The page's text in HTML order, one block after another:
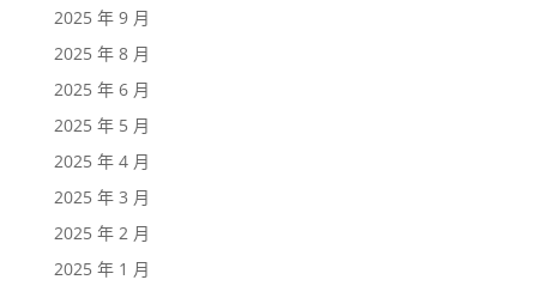
2025 年 9 月
2025 年 8 月
2025 年 6 月
2025 年 5 月
2025 年 4 月
2025 年 3 月
2025 年 2 月
2025 年 1 月